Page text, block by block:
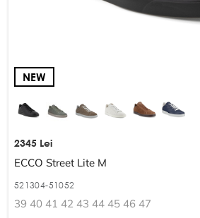
NEW
2345 Lei
ECCO Street Lite M
521304-51052
39 40 41 42 43 44 45 46 47